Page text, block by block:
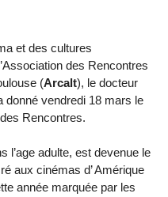
et des cultures
des Rencontres
(Arcalt), le docteur
donné vendredi 18 mars le
Rencontres.
l’age adulte, est devenue le
aux cinémas d’ Amérique
année marquée par les